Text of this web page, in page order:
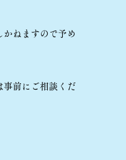
ねますので予め
事前にご相談くだ